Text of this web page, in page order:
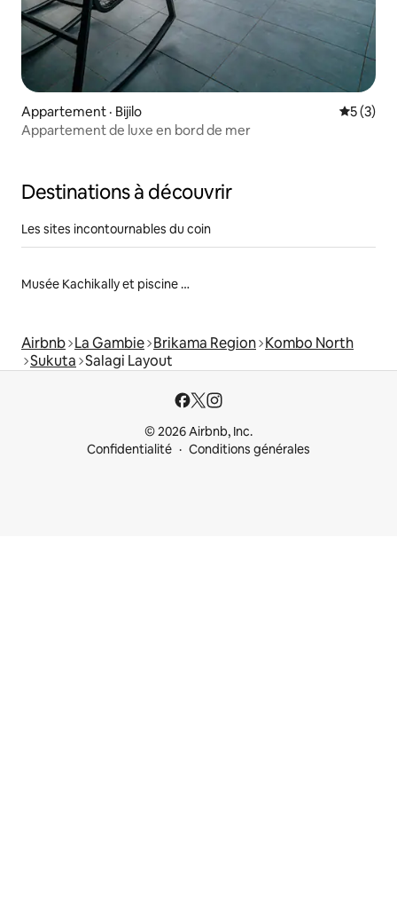
Appartement · Bijilo Note
5 (3)
Appartement de luxe en bord de mer
Destinations à découvrir
Les sites incontournables du coin
Musée Kachikally et piscine de crocodiles
Airbnb La Gambie Brikama Region Kombo North
Sukuta Salagi Layout
© 2026 Airbnb, Inc.
Confidentialité
Conditions générales